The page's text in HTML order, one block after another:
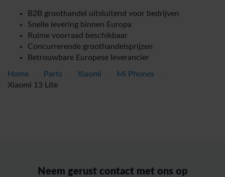
B2B groothandel uitsluitend voor bedrijven
Snelle levering binnen Europa
Ruime voorraad beschikbaar
Concurrerende groothandelsprijzen
Betrouwbare Europese leverancier
Home Parts Xiaomi Mi Phones
Xiaomi 13 Lite
Neem gerust contact met ons op